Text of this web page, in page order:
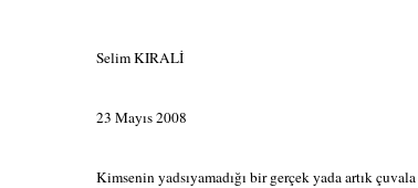
Selim KIRALİ
23 Mayıs 2008
Kimsenin yadsıyamadığı bir gerçek yada artık